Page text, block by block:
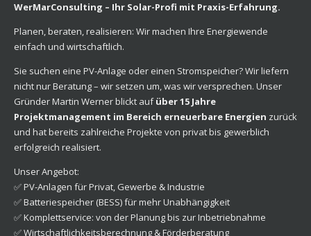
WerMarConsulting – Ihr Solar-Profi mit Praxis-Erfahrung.
Planen, beraten, realisieren: Wir machen Ihre Energiewende
einfach und wirtschaftlich.
Sie suchen eine PV-Anlage oder einen Stromspeicher? Wir liefern
nicht nur Beratung – wir setzen um, was wir versprechen. Unser
Gründer Martin Werner blickt aufüber 15 Jahre
Projektmanagement im Bereich erneuerbare Energien zurück
und hat bereits zahlreiche Projekte von privat bis gewerblich
erfolgreich realisiert.
Unser Angebot:
✅ PV-Anlagen für Privat, Gewerbe & Industrie
✅ Batteriespeicher (BESS) für mehr Unabhängigkeit
✅ Komplettservice: von der Planung bis zur Inbetriebnahme
✅ Wirtschaftlichkeitsberechnung & Förderberatung